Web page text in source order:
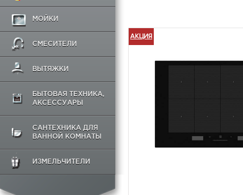
МОЙКИ
СМЕСИТЕЛИ
ВЫТЯЖКИ
БЫТОВАЯ ТЕХНИКА,
АКСЕССУАРЫ
САНТЕХНИКА ДЛЯ
ВАННОЙ КОМНАТЫ
ИЗМЕЛЬЧИТЕЛИ
АКЦИЯ